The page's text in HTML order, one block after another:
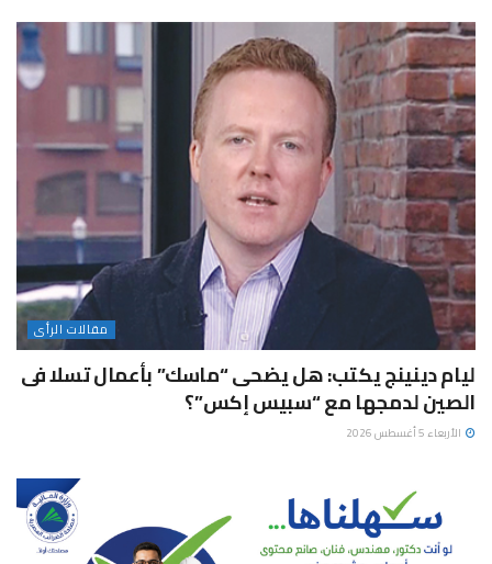
مقالات الرأى
ليام دينينج يكتب: هل يضحى “ماسك” بأعمال تسلا فى
الصين لدمجها مع “سبيس إكس”؟
الأربعاء 5 أغسطس 2026